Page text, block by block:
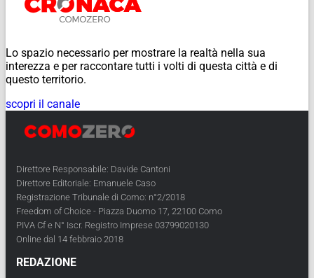
Lo spazio necessario per mostrare la realtà nella sua
interezza e per raccontare tutti i volti di questa città e di
questo territorio.
scopri il canale
Direttore Responsabile: Davide Cantoni
Direttore Editoriale: Emanuele Caso
Registrazione Tribunale di Como: n°2/2018
Freedom of Choice - Piazza Duomo 17, 22100 Como
PIVA Cf e N° Iscr. Registro Imprese 03799020130
Online dal 14 febbraio 2018
REDAZIONE